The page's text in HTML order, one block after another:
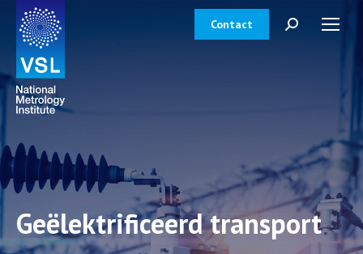
Contact Zoeken:
Geëlektrificeerd transport